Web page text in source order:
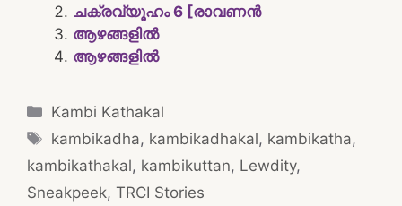
ചക്രവ്യൂഹം 6 [രാവണൻ
ആഴങ്ങളിൽ
ആഴങ്ങളിൽ
Categories
Kambi Kathakal
Tags
kambikadha, kambikadhakal, kambikatha,
kambikathakal, kambikuttan, Lewdity,
Sneakpeek, TRCI Stories